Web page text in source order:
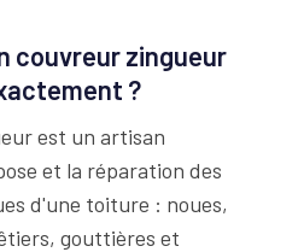
couvreur zingueur
?
est un artisan
et la réparation des
d'une toiture : noues,
gouttières et